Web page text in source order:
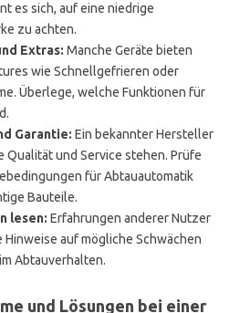
es sich, auf eine niedrige
zu achten.
Extras: Manche Geräte bieten
wie Schnellgefrieren oder
Überlege, welche Funktionen für
Garantie: Ein bekannter Hersteller
Qualität und Service stehen. Prüfe
für Abtauautomatik
Bauteile.
lesen: Erfahrungen anderer Nutzer
auf mögliche Schwächen
Abtauverhalten.
und Lösungen bei einer